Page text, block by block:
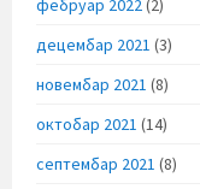
фебруар 2022(2)
децембар 2021 (3)
новембар 2021 (8)
октобар 2021 (14)
септембар 2021 (8)